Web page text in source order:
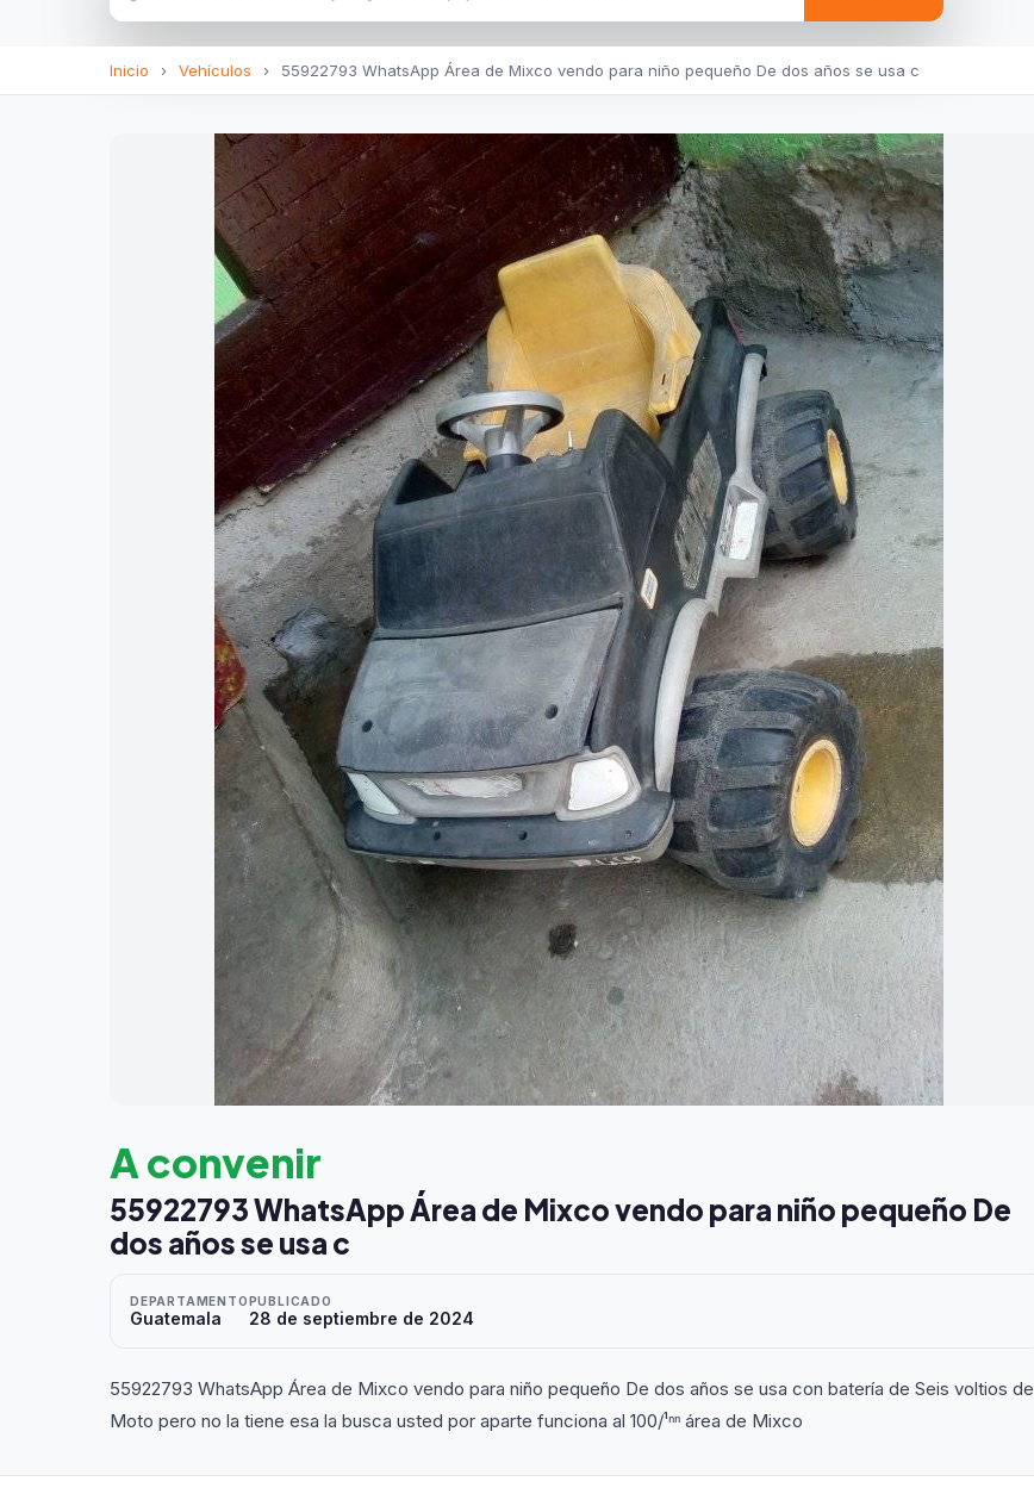
Inicio › Vehículos › 55922793 WhatsApp Área de Mixco vendo para niño pequeño De dos años se usa c
A convenir
55922793 WhatsApp Área de Mixco vendo para niño pequeño De
dos años se usa c
DEPARTAMENTO
Guatemala
PUBLICADO
28 de septiembre de 2024
55922793 WhatsApp Área de Mixco vendo para niño pequeño De dos años se usa con batería de Seis voltios de
Moto pero no la tiene esa la busca usted por aparte funciona al 100/¹ⁿⁿ área de Mixco